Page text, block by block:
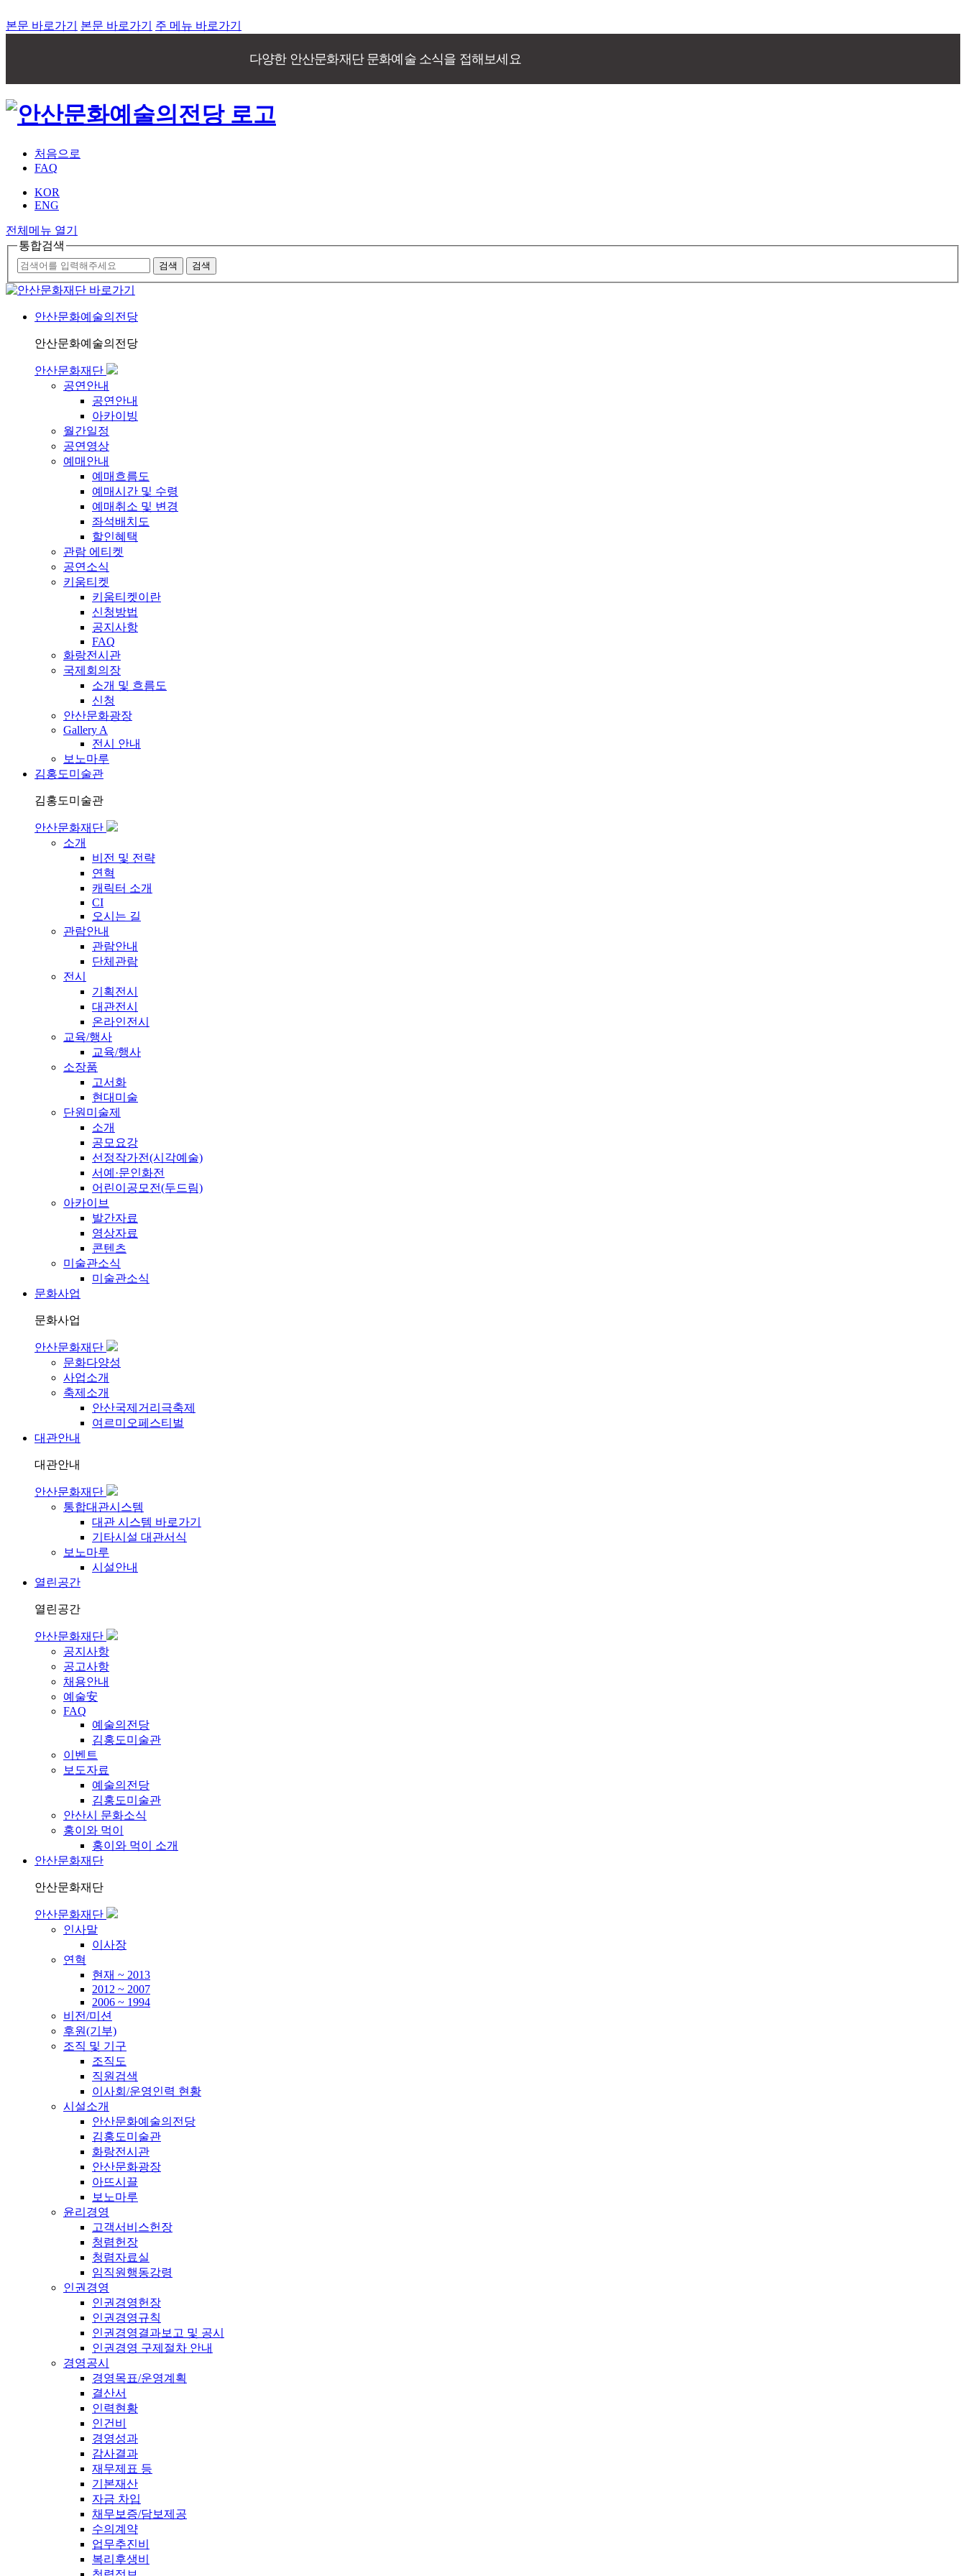
본문 바로가기 본문 바로가기 주 메뉴 바로가기
다양한 안산문화재단 문화예술 소식을 접해보세요
처음으로
FAQ
KOR
ENG
전체메뉴 열기
통합검색
안산문화예술의전당
안산문화예술의전당
안산문화재단
공연안내
공연안내
아카이빙
월간일정
공연영상
예매안내
예매흐름도
예매시간 및 수령
예매취소 및 변경
좌석배치도
할인혜택
관람 에티켓
공연소식
키움티켓
키움티켓이란
신청방법
공지사항
FAQ
화랑전시관
국제회의장
소개 및 흐름도
신청
안산문화광장
Gallery A
전시 안내
보노마루
김홍도미술관
김홍도미술관
안산문화재단
소개
비전 및 전략
연혁
캐릭터 소개
CI
오시는 길
관람안내
관람안내
단체관람
전시
기획전시
대관전시
온라인전시
교육/행사
교육/행사
소장품
고서화
현대미술
단원미술제
소개
공모요강
선정작가전(시각예술)
서예·문인화전
어린이공모전(두드림)
아카이브
발간자료
영상자료
콘텐츠
미술관소식
미술관소식
문화사업
문화사업
안산문화재단
문화다양성
사업소개
축제소개
안산국제거리극축제
여르미오페스티벌
대관안내
대관안내
안산문화재단
통합대관시스템
대관 시스템 바로가기
기타시설 대관서식
보노마루
시설안내
열린공간
열린공간
안산문화재단
공지사항
공고사항
채용안내
예술安
FAQ
예술의전당
김홍도미술관
이벤트
보도자료
예술의전당
김홍도미술관
안산시 문화소식
홍이와 먹이
홍이와 먹이 소개
안산문화재단
안산문화재단
안산문화재단
인사말
이사장
연혁
현재 ~ 2013
2012 ~ 2007
2006 ~ 1994
비전/미션
후원(기부)
조직 및 기구
조직도
직원검색
이사회/운영인력 현황
시설소개
안산문화예술의전당
김홍도미술관
화랑전시관
안산문화광장
아뜨시끌
보노마루
윤리경영
고객서비스헌장
청렴헌장
청렴자료실
임직원행동강령
인권경영
인권경영헌장
인권경영규칙
인권경영결과보고 및 공시
인권경영 구제절차 안내
경영공시
경영목표/운영계획
결산서
인력현황
인건비
경영성과
감사결과
재무제표 등
기본재산
자금 차입
채무보증/담보제공
수의계약
업무추진비
복리후생비